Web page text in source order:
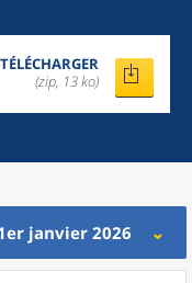
TÉLÉCHARGER
(zip, 13 ko)
janvier 2026